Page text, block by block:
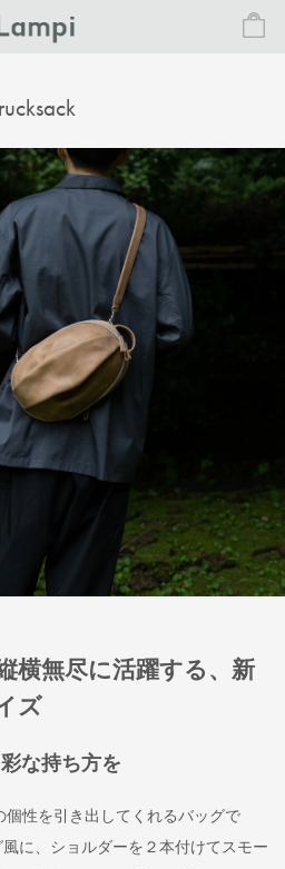
横無尽に活躍する、新
ズ
な持ち方を
個性を引き出してくれるバッグで
に、ショルダーを２本付けてスモー